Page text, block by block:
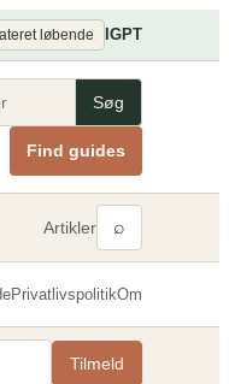
løbende IGPT
Søg
Find guides
Artikler ⌕
PrivatlivspolitikOm
Tilmeld